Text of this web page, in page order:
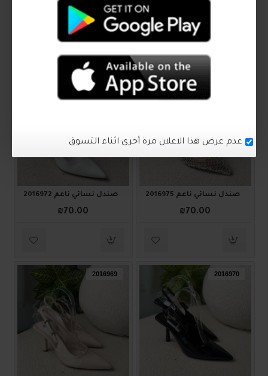
₪70.00
صندل نسائي ناعم 2016976
₪70.00
صندل نسائي ناعم 2016975
₪70.00
2016972
صندل نسائي ناعم 2016972
₪70.00
2016970
2016969